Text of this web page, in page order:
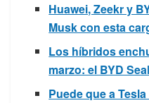
Huawei, Zeekr y
Musk con esta
Los híbridos
marzo: el BYD
Puede que a